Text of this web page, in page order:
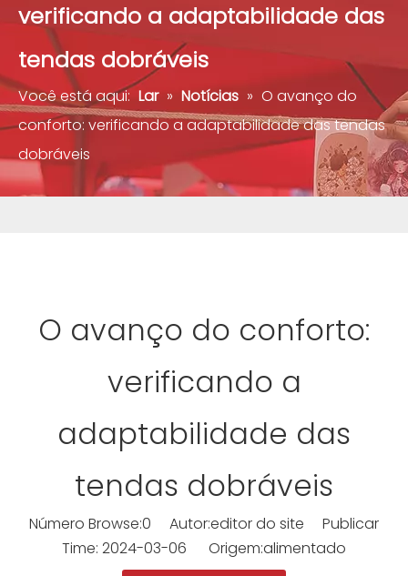
verificando a adaptabilidade das
tendas dobráveis
Você está aqui: Lar » Notícias » O avanço do
conforto: verificando a adaptabilidade das tendas
dobráveis
O avanço do conforto:
verificando a
adaptabilidade das
tendas dobráveis
Número Browse:0 Autor:editor do site Publicar
Time: 2024-03-06 Origem:alimentado